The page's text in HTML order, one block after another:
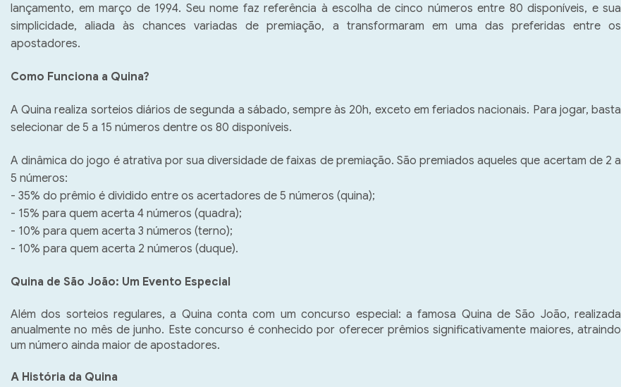
lançamento, em março de 1994. Seu nome faz referência à escolha de cinco números entre 80 disponíveis, e sua
simplicidade, aliada às chances variadas de premiação, a transformaram em uma das preferidas entre os
apostadores.
Como Funciona a Quina?
A Quina realiza sorteios diários de segunda a sábado, sempre às 20h, exceto em feriados nacionais. Para jogar, basta
selecionar de 5 a 15 números dentre os 80 disponíveis.
A dinâmica do jogo é atrativa por sua diversidade de faixas de premiação. São premiados aqueles que acertam de 2 a
5 números:
- 35% do prêmio é dividido entre os acertadores de 5 números (quina);
- 15% para quem acerta 4 números (quadra);
- 10% para quem acerta 3 números (terno);
- 10% para quem acerta 2 números (duque).
Quina de São João: Um Evento Especial
Além dos sorteios regulares, a Quina conta com um concurso especial: a famosa Quina de São João, realizada
anualmente no mês de junho. Este concurso é conhecido por oferecer prêmios significativamente maiores, atraindo
um número ainda maior de apostadores.
A História da Quina